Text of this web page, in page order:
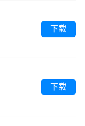
下载
下载